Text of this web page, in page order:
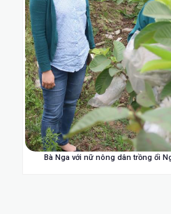
Bà Nga với nữ nông dân trồng ổi